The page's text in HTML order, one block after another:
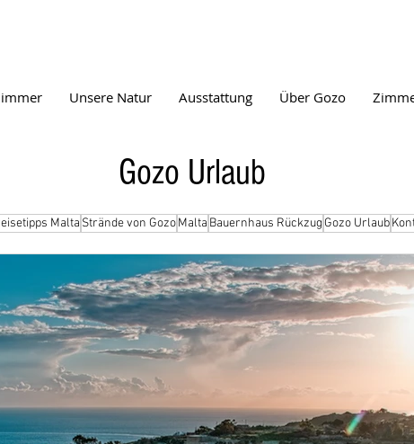
Unsere Natur Ausstattung Über Gozo
Gozo Urlaub
Malta Strände von Gozo Malta Bauernhaus Rückzug Gozo Urlaub